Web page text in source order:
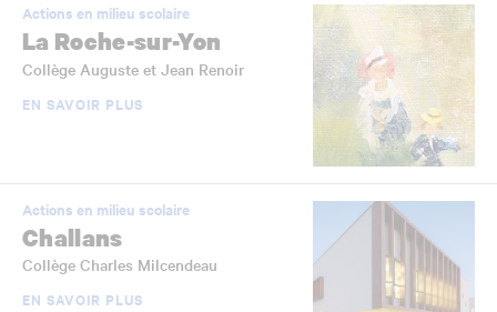
Actions en milieu scolaire
La Roche-sur-Yon
Collège Auguste et Jean Renoir
EN SAVOIR PLUS
Actions en milieu scolaire
Challans
Collège Charles Milcendeau
EN SAVOIR PLUS